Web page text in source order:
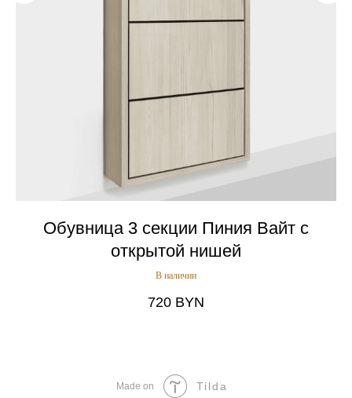
Обувница 3 секции Пиния Вайт с
открытой нишей
В наличии
720 BYN
Made on Tilda